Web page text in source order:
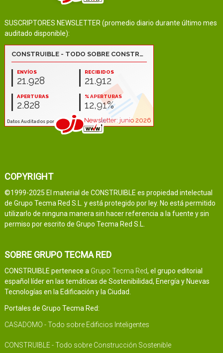
SUSCRIPTORES NEWSLETTER (promedio diario durante último mes
auditado disponible):
COPYRIGHT
©1999-2025 El material de CONSTRUIBLE es propiedad intelectual
de Grupo Tecma Red S.L. y está protegido por ley. No está permitido
utilizarlo de ninguna manera sin hacer referencia a la fuente y sin
permiso por escrito de Grupo Tecma Red S.L.
SOBRE GRUPO TECMA RED
CONSTRUIBLE pertenece a Grupo Tecma Red, el grupo editorial
español líder en las temáticas de Sostenibilidad, Energía y Nuevas
Tecnologías en la Edificación y la Ciudad.
Portales de Grupo Tecma Red:
CASADOMO - Todo sobre Edificios Inteligentes
CONSTRUIBLE - Todo sobre Construcción Sostenible